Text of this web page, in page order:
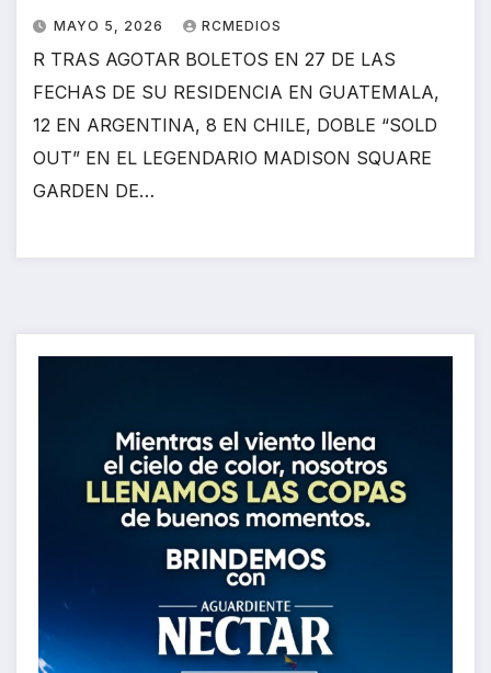
MAYO 5, 2026 RCMEDIOS
R TRAS AGOTAR BOLETOS EN 27 DE LAS
FECHAS DE SU RESIDENCIA EN GUATEMALA,
12 EN ARGENTINA, 8 EN CHILE, DOBLE “SOLD
OUT” EN EL LEGENDARIO MADISON SQUARE
GARDEN DE…